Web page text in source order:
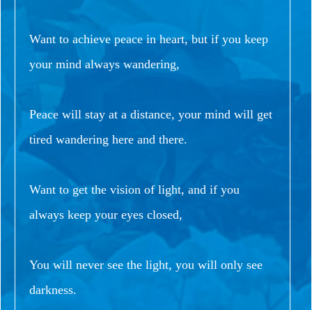
Want to achieve peace in heart, but if you keep
your mind always wandering,
Peace will stay at a distance, your mind will get
tired wandering here and there.
Want to get the vision of light, and if you
always keep your eyes closed,
You will never see the light, you will only see
darkness.